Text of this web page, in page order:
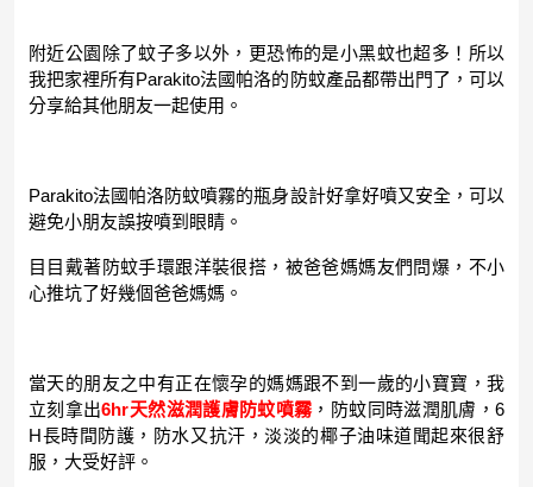
附近公園除了蚊子多以外，更恐怖的是小黑蚊也超多！所以
我把家裡所有Parakito法國帕洛的防蚊產品都帶出門了，可以
分享給其他朋友一起使用。
Parakito法國帕洛防蚊噴霧的瓶身設計好拿好噴又安全，可以
避免小朋友誤按噴到眼睛。
目目戴著防蚊手環跟洋裝很搭，被爸爸媽媽友們問爆，不小
心推坑了好幾個爸爸媽媽。
當天的朋友之中有正在懷孕的媽媽跟不到一歲的小寶寶，我
立刻拿出6hr天然滋潤護膚防蚊噴霧，防蚊同時滋潤肌膚，6
H長時間防護，防水又抗汗，淡淡的椰子油味道聞起來很舒
服，大受好評。